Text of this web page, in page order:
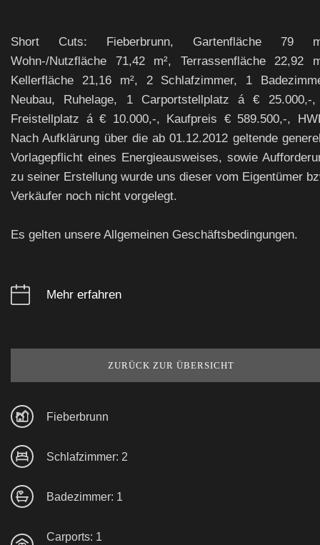
Short Cuts: Fieberbrunn, Gartenfläche 79
Wohn-/Nutzfläche 71,42 m², Terrassenfläche 22,92
Kellerfläche 21,16 m², 2 Schlafzimmer, 1
Neubau, Ruhelage, 1 Carportstellplatz á € 25.000,-
Freistellplatz á € 10.000,-, Kaufpreis € 589.500,-,
Nach Aufklärung über die ab 01.12.2012 geltende
Vorlagepflicht eines Energieausweises, sowie
zu seiner Erstellung wurde uns dieser vom Eigentümer
Verkäufer noch nicht vorgelegt.
Es gelten unsere Allgemeinen Geschäftsbedingungen.
Mehr erfahren
ZURÜCK ZUR ÜBERSICHT
Fieberbrunn
Schlafzimmer: 2
Badezimmer: 1
Carports: 1